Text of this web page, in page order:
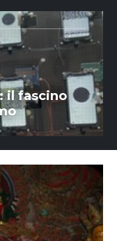
il fascino